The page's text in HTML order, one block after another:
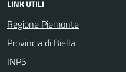
LINK UTILI
Regione Piemonte
Provincia di Biella
INPS